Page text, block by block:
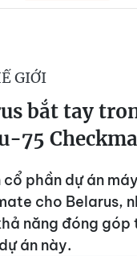
GIỚI
bắt tay
75
phần dự án
cho Belarus,
năng đóng góp
án này.